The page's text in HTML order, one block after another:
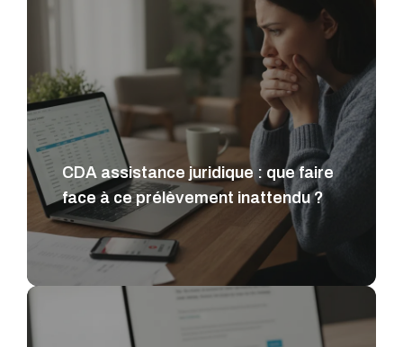
CDA assistance juridique : que faire
face à ce prélèvement inattendu ?